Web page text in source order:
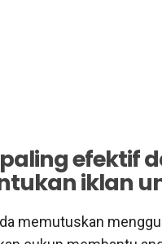
paling efektif
iklan
memutuskan